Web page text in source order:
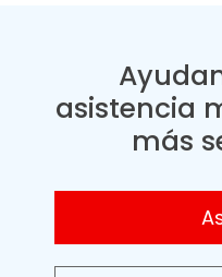
asistencia
más